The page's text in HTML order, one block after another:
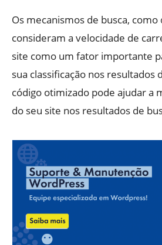
Os mecanismos de busca, como
consideram a velocidade de
site como um fator importante
sua classificação nos resultados
código otimizado pode ajudar a
do seu site nos resultados de